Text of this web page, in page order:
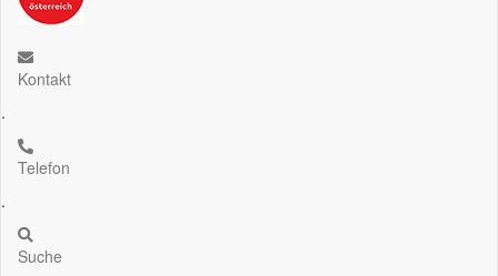
Kontakt
.
Telefon
.
Suche